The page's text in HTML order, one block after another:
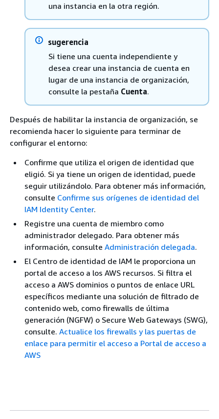
una instancia en la otra región.
sugerencia
Si tiene una cuenta independiente y
desea crear una instancia de cuenta en
lugar de una instancia de organización,
consulte la pestaña Cuenta.
Después de habilitar la instancia de organización, se
recomienda hacer lo siguiente para terminar de
configurar el entorno:
Confirme que utiliza el origen de identidad que
eligió. Si ya tiene un origen de identidad, puede
seguir utilizándolo. Para obtener más información,
consulte Confirme sus orígenes de identidad del
IAM Identity Center.
Registre una cuenta de miembro como
administrador delegado. Para obtener más
información, consulte Administración delegada.
El Centro de identidad de IAM le proporciona un
portal de acceso a los AWS recursos. Si filtra el
acceso a AWS dominios o puntos de enlace URL
específicos mediante una solución de filtrado de
contenido web, como firewalls de última
generación (NGFW) o Secure Web Gateways (SWG),
consulte. Actualice los firewalls y las puertas de
enlace para permitir el acceso a Portal de acceso a
AWS